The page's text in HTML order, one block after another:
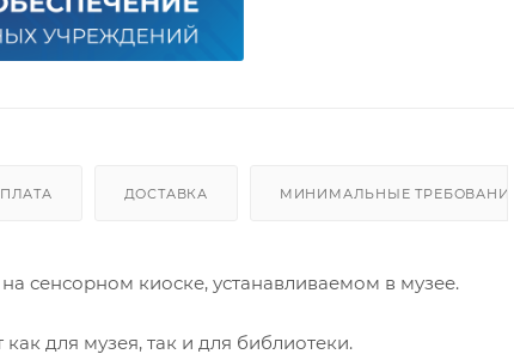
ДОСТАВКА МИНИМАЛЬНЫЕ ТРЕБОВАНИЯ
сенсорном киоске, устанавливаемом в музее.
для музея, так и для библиотеки.